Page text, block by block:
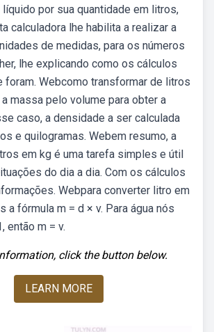
por sua quantidade em litros,
calculadora lhe habilita a realizar a
de medidas, para os números
lhe explicando como os cálculos
Webcomo transformar de litros
massa pelo volume para obter a
caso, a densidade a ser calculada
e quilogramas. Webem resumo, a
em kg é uma tarefa simples e útil
do dia a dia. Com os cálculos
Webpara converter litro em
a fórmula m = d × v. Para água nós
então m = v.
click the button below.
LEARN MORE